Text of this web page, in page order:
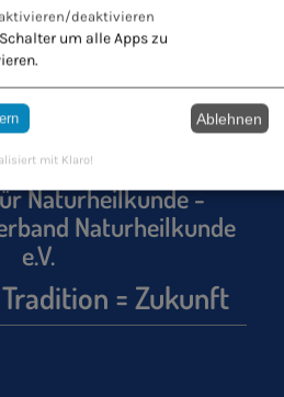
Naturheilkunde -
Naturheilkunde
e.V.
= Zukunft
deaktivieren
um alle Apps zu
Ablehnen
mit Klaro!